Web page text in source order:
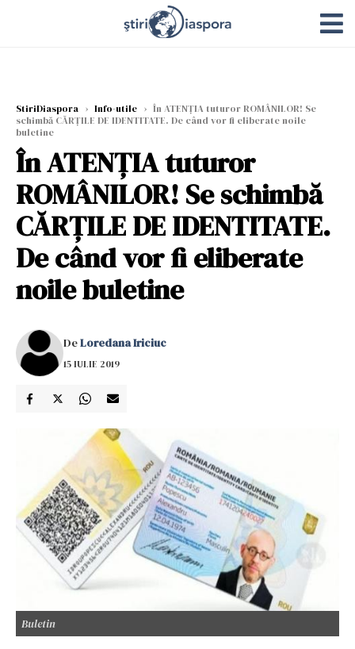
StiriDiaspora › Info-utile › În ATENȚIA tuturor ROMÂNILOR! Se
schimbă CĂRŢILE DE IDENTITATE. De când vor fi eliberate noile
buletine
În ATENȚIA tuturor
ROMÂNILOR! Se schimbă
CĂRŢILE DE IDENTITATE.
De când vor fi eliberate
noile buletine
DeLoredana Iriciuc
15 IULIE 2019
Buletin